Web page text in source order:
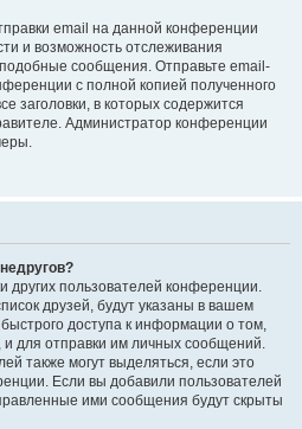
email на данной конференции
и возможность отслеживания
сообщения. Отправьте email-
с полной копией полученного
заголовки, в которых содержится
Администратор конференции
других пользователей конференции.
друзей, будут указаны в вашем
доступа к информации о том,
и для отправки им личных сообщений.
также могут выделяться, если это
Если вы добавили пользователей
ими сообщения будут скрыты